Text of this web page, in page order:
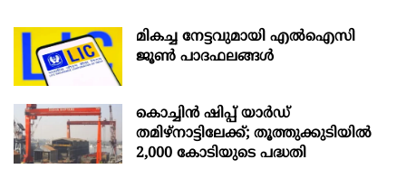
മികച്ച നേട്ടവുമായി എൽഐസി
ജൂൺ പാദഫലങ്ങൾ
കൊച്ചിന്‍ ഷിപ്പ് യാർഡ്
തമിഴ്നാട്ടിലേക്ക്; തൂത്തുക്കുടിയിൽ
2,000 കോടിയുടെ പദ്ധതി